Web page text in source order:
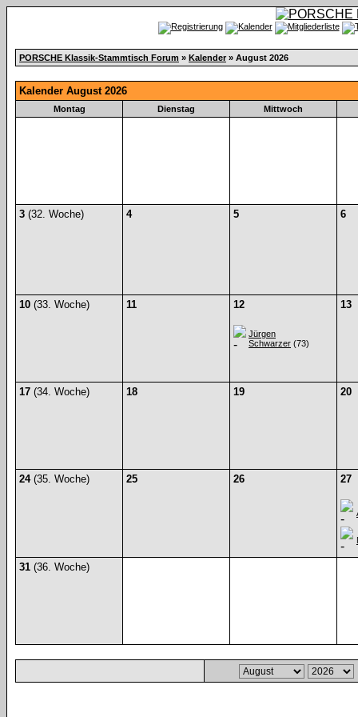
PORSCHE Klassik-Stammtisch Forum » Kalender » August 2026
Kalender August 2026
Montag Dienstag Mittwoch
3 (32. Woche) 4 5 6
10 (33. Woche) 11 12
Jürgen
Schwarzer (73)
13
17 (34. Woche) 18 19 20
24(35. Woche) 25 26 27
31 (36. Woche)